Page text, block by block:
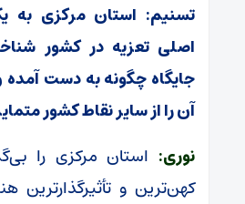
تسنیم: استان مرکزی به
اصلی تعزیه در کشور
جایگاه چگونه به دست
آن را از سایر نقاط کشور
نوری: استان مرکزی را
کهن‌ترین و تأثیرگذارترین